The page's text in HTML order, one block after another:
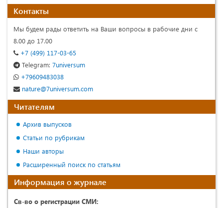
Контакты
Мы будем рады ответить на Ваши вопросы в рабочие дни с
8.00 до 17.00
+7 (499) 117-03-65
Telegram: 7universum
+79609483038
nature@7universum.com
Читателям
Архив выпусков
Статьи по рубрикам
Наши авторы
Расширенный поиск по статьям
Информация о журнале
Св-во о регистрации СМИ: